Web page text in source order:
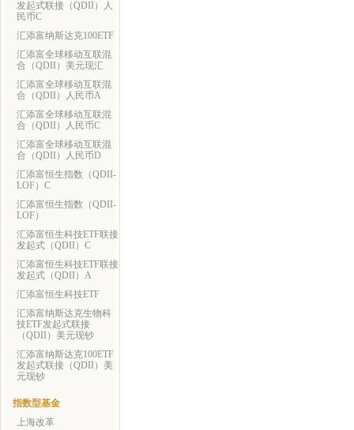
发起式联接（QDII）人
民币C
汇添富纳斯达克100ETF
汇添富全球移动互联混
合（QDII）美元现汇
汇添富全球移动互联混
合（QDII）人民币A
汇添富全球移动互联混
合（QDII）人民币C
汇添富全球移动互联混
合（QDII）人民币D
汇添富恒生指数（QDII-
LOF）C
汇添富恒生指数（QDII-
LOF）
汇添富恒生科技ETF联接
发起式（QDII）C
汇添富恒生科技ETF联接
发起式（QDII）A
汇添富恒生科技ETF
汇添富纳斯达克生物科
技ETF发起式联接
（QDII）美元现钞
汇添富纳斯达克100ETF
发起式联接（QDII）美
元现钞
指数型基金
上海改革